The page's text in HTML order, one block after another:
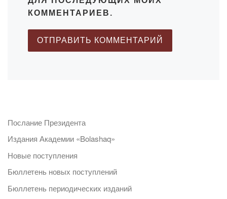
КОММЕНТАРИЕВ.
Послание Президента
Издания Академии «Bolashaq»
Новые поступления
Бюллетень новых поступлений
Бюллетень периодических изданий